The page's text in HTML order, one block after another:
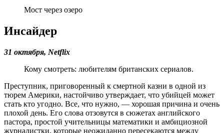
Мост через озеро
Инсайдер
31 октября, Netflix
Кому смотреть: любителям британских сериалов.
Преступник, приговоренный к смертной казни в одной из
тюрем Америки, настойчиво утверждает, что убийцей может
стать кто угодно. Все, что нужно, — хорошая причина и очень
плохой день. Его слова отзовутся в сюжетах английского
пастора, простой учительницы математики и амбициозной
журналистки, которые неожиданно пересекаются между